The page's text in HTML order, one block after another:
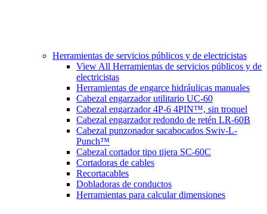
Herramientas de servicios públicos y de electricistas
View All Herramientas de servicios públicos y de
electricistas
Herramientas de engarce hidráulicas manuales
Cabezal engarzador utilitario UC-60
Cabezal engarzador 4P-6 4PIN™, sin troquel
Cabezal engarzador redondo de retén LR-60B
Cabezal punzonador sacabocados Swiv-L-
Punch™
Cabezal cortador tipo tijera SC-60C
Cortadoras de cables
Recortacables
Dobladoras de conductos
Herramientas para calcular dimensiones